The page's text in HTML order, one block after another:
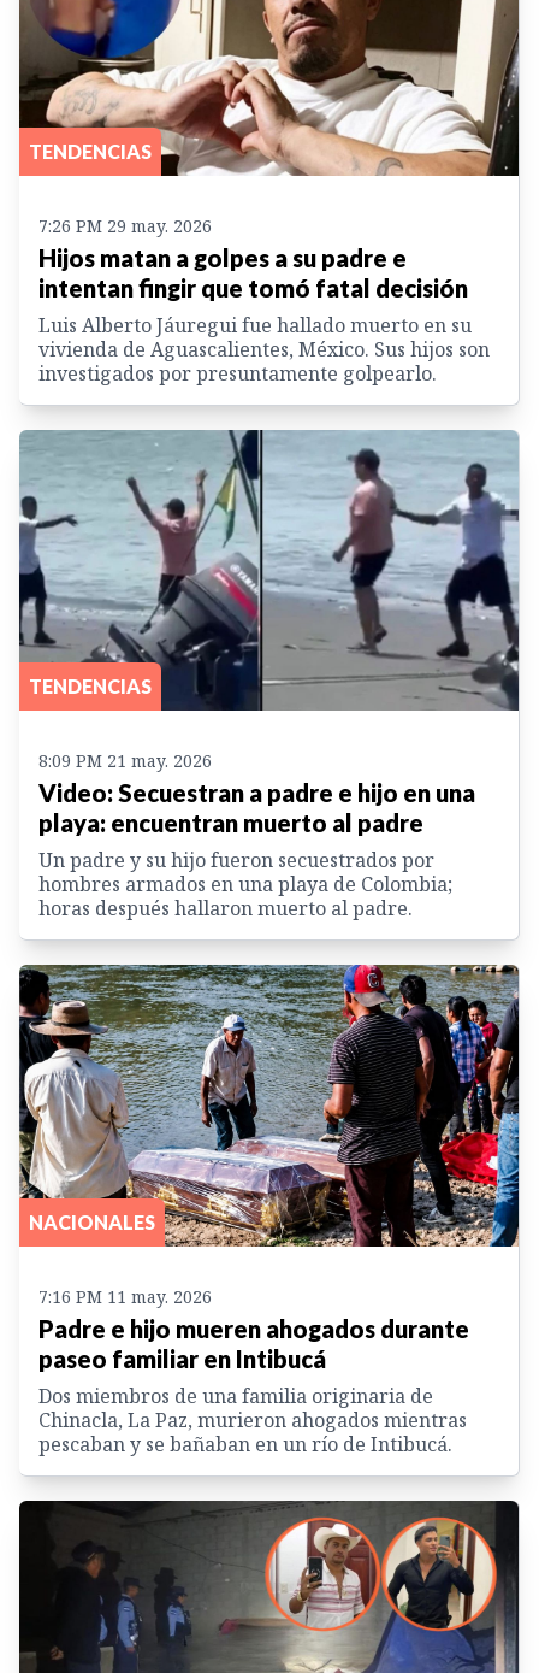
TENDENCIAS
7:26 PM 29 may. 2026
Hijos matan a golpes a su padre e
intentan fingir que tomó fatal decisión
Luis Alberto Jáuregui fue hallado muerto en su
vivienda de Aguascalientes, México. Sus hijos son
investigados por presuntamente golpearlo.
TENDENCIAS
8:09 PM 21 may. 2026
Video: Secuestran a padre e hijo en una
playa: encuentran muerto al padre
Un padre y su hijo fueron secuestrados por
hombres armados en una playa de Colombia;
horas después hallaron muerto al padre.
NACIONALES
7:16 PM 11 may. 2026
Padre e hijo mueren ahogados durante
paseo familiar en Intibucá
Dos miembros de una familia originaria de
Chinacla, La Paz, murieron ahogados mientras
pescaban y se bañaban en un río de Intibucá.